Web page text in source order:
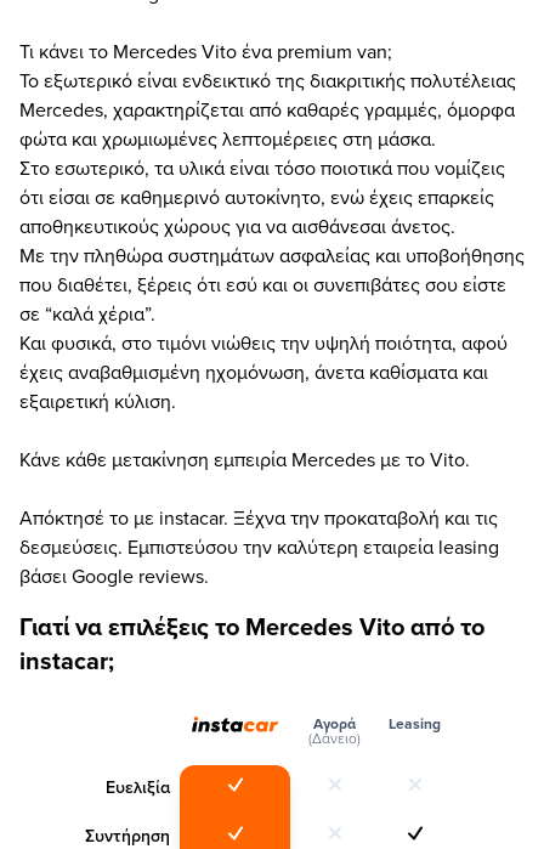
Τι κάνει το Mercedes Vito ένα premium van;
Το εξωτερικό είναι ενδεικτικό της διακριτικής πολυτέλειας
Mercedes, χαρακτηρίζεται από καθαρές γραμμές, όμορφα
φώτα και χρωμιωμένες λεπτομέρειες στη μάσκα.
Στο εσωτερικό, τα υλικά είναι τόσο ποιοτικά που νομίζεις
ότι είσαι σε καθημερινό αυτοκίνητο, ενώ έχεις επαρκείς
αποθηκευτικούς χώρους για να αισθάνεσαι άνετος.
Με την πληθώρα συστημάτων ασφαλείας και υποβοήθησης
που διαθέτει, ξέρεις ότι εσύ και οι συνεπιβάτες σου είστε
σε “καλά χέρια”.
Και φυσικά, στο τιμόνι νιώθεις την υψηλή ποιότητα, αφού
έχεις αναβαθμισμένη ηχομόνωση, άνετα καθίσματα και
εξαιρετική κύλιση.
Κάνε κάθε μετακίνηση εμπειρία Mercedes με το Vito.
Απόκτησέ το με instacar. Ξέχνα την προκαταβολή και τις
δεσμεύσεις. Εμπιστεύσου την καλύτερη εταιρεία leasing
βάσει Google reviews.
Γιατί να επιλέξεις το Mercedes Vito από το
instacar;
Ευελιξία
Συντήρηση
Αγορά
(Δάνειο)
Leasing